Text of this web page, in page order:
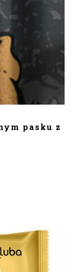
pasku z